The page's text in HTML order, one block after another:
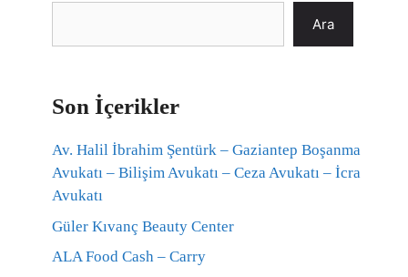
Ara
Son İçerikler
Av. Halil İbrahim Şentürk – Gaziantep Boşanma
Avukatı – Bilişim Avukatı – Ceza Avukatı – İcra
Avukatı
Güler Kıvanç Beauty Center
ALA Food Cash – Carry